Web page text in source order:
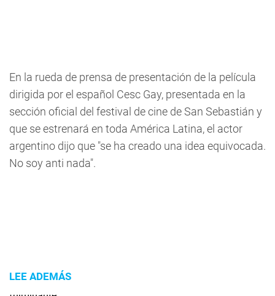
En la rueda de prensa de presentación de la película
dirigida por el español Cesc Gay, presentada en la
sección oficial del festival de cine de San Sebastián y
que se estrenará en toda América Latina, el actor
argentino dijo que "se ha creado una idea equivocada.
No soy anti nada".
LEE ADEMÁS